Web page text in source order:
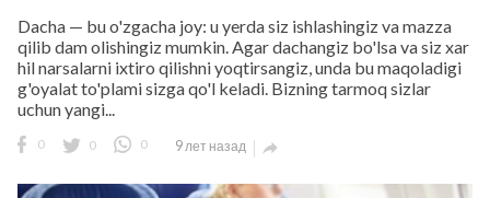
Dacha — bu o'zgacha joy: u yerda siz ishlashingiz va mazza
qilib dam olishingiz mumkin. Agar dachangiz bo'lsa va siz xar
hil narsalarni ixtiro qilishni yoqtirsangiz, unda bu maqoladigi
g'oyalat to'plami sizga qo'l keladi. Bizning tarmoq sizlar
uchun yangi...
0 0 0 9 лет назад 